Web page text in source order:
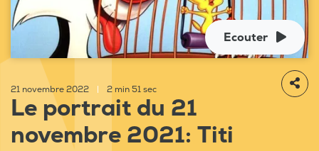
Ecouter
21 novembre 2022 2 min 51 sec
Le portrait du 21
novembre 2021: Titi